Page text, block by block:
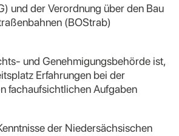
und der Verordnung über den Bau
(BOStrab)
und Genehmigungsbehörde ist,
Erfahrungen bei der
fachaufsichtlichen Aufgaben
der Niedersächsischen